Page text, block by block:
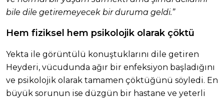
bile dile getiremeyecek bir duruma geldi.”
Hem fiziksel hem psikolojik olarak çöktü
Yekta ile görüntülü konuştuklarını dile getiren
Heyderi, vücudunda ağır bir enfeksiyon başladığını
ve psikolojik olarak tamamen çöktüğünü söyledi. En
büyük sorunun ise düzgün bir hastane ve yeterli